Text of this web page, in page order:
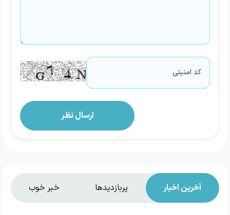
آخرین اخبار پربازدیدها خبر خوب